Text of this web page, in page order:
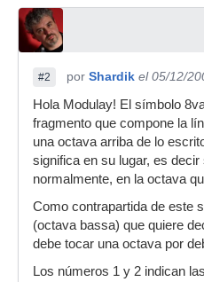
#2 por Shardik el 05/12/
Hola Modulay! El símbolo
fragmento que compone la
una octava arriba de lo
significa en su lugar, es
normalmente, en la octava
Como contrapartida de este
(octava bassa) que quiere
debe tocar una octava por
Los números 1 y 2 indican